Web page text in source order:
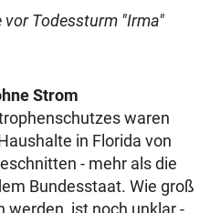
Todessturm "Irma"
Strom
waren
in Florida von
- mehr als die
Bundesstaat. Wie groß